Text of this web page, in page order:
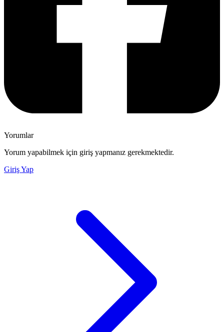
Yorumlar
Yorum yapabilmek için giriş yapmanız gerekmektedir.
Giriş Yap